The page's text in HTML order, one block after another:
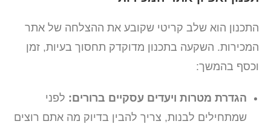
התכנון הוא שלב קריטי שקובע את ההצלחה של אתר
המכירות. השקעה בתכנון מדוקדק תחסוך בעיות, זמן
וכסף בהמשך:
הגדרת מטרות ויעדים עסקיים ברורים: לפני
שמתחילים לבנות, צריך להבין בדיוק מה אתם רוצים